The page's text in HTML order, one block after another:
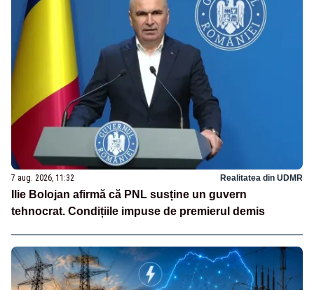
7 aug. 2026, 11:32 Realitatea din UDMR
Ilie Bolojan afirmă că PNL susține un guvern
tehnocrat. Condițiile impuse de premierul demis